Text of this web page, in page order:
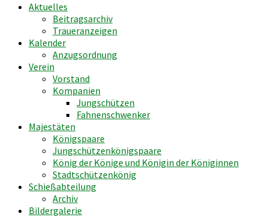
Aktuelles
Beitragsarchiv
Traueranzeigen
Kalender
Anzugsordnung
Verein
Vorstand
Kompanien
Jungschützen
Fahnenschwenker
Majestäten
Königspaare
Jungschützenkönigspaare
König der Könige und Königin der Königinnen
Stadtschützenkönig
Schießabteilung
Archiv
Bildergalerie